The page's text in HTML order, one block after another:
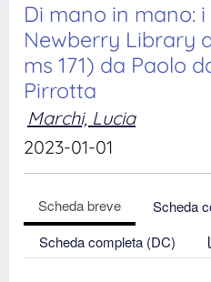
Di mano in mano:
Newberry Library
ms 171) da Paolo
Pirrotta
Marchi, Lucia
2023-01-01
Scheda breve
Scheda
Scheda completa (DC)